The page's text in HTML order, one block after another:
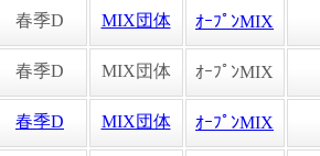
春季D MIX団体 ｵｰﾌﾟﾝMIX
春季D MIX団体 ｵｰﾌﾟﾝMIX
春季D MIX団体 ｵｰﾌﾟﾝMIX